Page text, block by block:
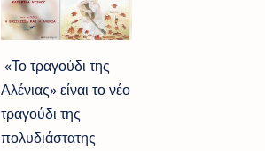
«Το τραγούδι της
Αλένιας» είναι το νέο
τραγούδι της
πολυδιάστατης